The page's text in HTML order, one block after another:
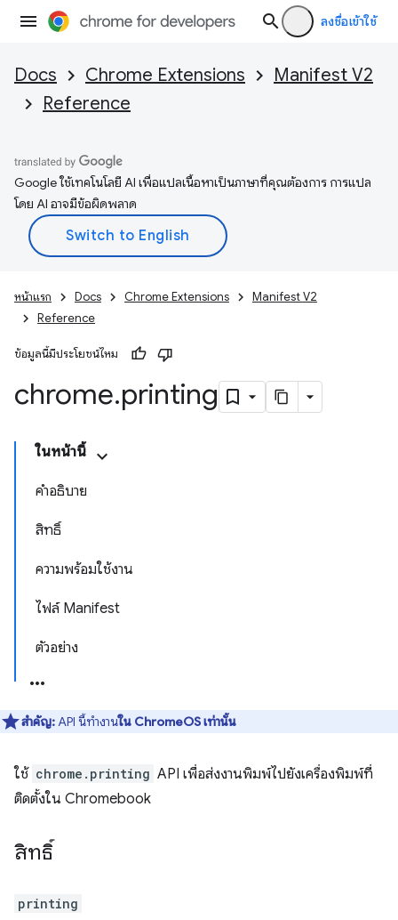
ลงชื่อเข้าใช้
Docs Chrome Extensions
Manifest V2
Reference
Google ใช้เทคโนโลยี AI เพื่อแปลเนื้อหาเป็นภาษาที่คุณต้องการ การแปล
โดย AI อาจมีข้อผิดพลาด
หน้าแรก Docs Chrome Extensions
Manifest V2
Reference
ข้อมูลนี้มีประโยชน์ไหม
chrome.printing
ในหน้านี้
คำอธิบาย
สิทธิ์
ความพร้อมใช้งาน
ไฟล์ Manifest
ตัวอย่าง
สำคัญ:API นี้ทำงานใน ChromeOS เท่านั้น
ใช้ chrome.printing API เพื่อส่งงานพิมพ์ไปยังเครื่องพิมพ์ที่
ติดตั้งใน Chromebook
สิทธิ์
printing